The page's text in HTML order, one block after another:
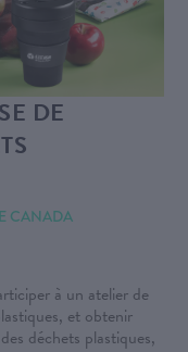
DE
CANADA
à un atelier de
et obtenir
déchets plastiques,